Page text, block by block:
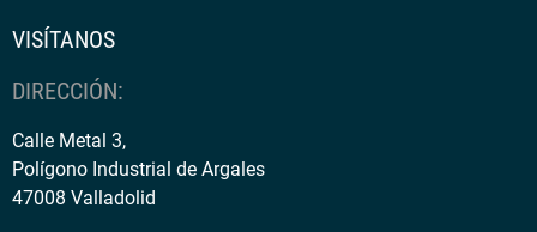
VISÍTANOS
DIRECCIÓN:
Calle Metal 3,
Polígono Industrial de Argales
47008 Valladolid